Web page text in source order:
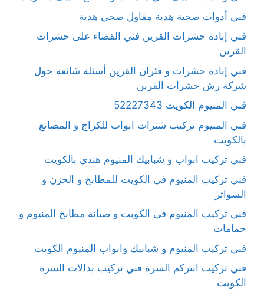
فني أدوات صحية هدية مقاول صحي هدية
فني إبادة حشرات القرين فني القضاء على حشرات
القرين
فني إبادة حشرات و فئران القرين أسئلة شائعة حول
شركة رش حشرات القرين
فني المنيوم الكويت 52227343
فني المنيوم تركيب شترات ابواب للكراج و المصانع
بالكويت
فني تركيب ابواب و شبابيك المنيوم هندي بالكويت
فني تركيب المنيوم في الكويت للمطابخ و الخزن و
السواتر
فني تركيب المنيوم في الكويت و صيانة مطابخ المنيوم و
حمامات
فني تركيب المنيوم و شبابيك وابواب المنيوم الكويت
فني تركيب انتركم السرة فني تركيب بدالات السرة
الكويت